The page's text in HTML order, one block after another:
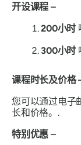
开设课程 –
200小时
300小时
课程时长及价格
您可以通过电子
长和价格。.
特别优惠 –